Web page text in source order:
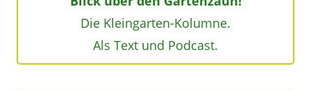
Die Kleingarten-Kolumne.
Als Text und Podcast.